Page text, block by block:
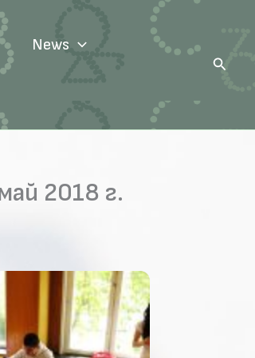
News
Search
2018 г.